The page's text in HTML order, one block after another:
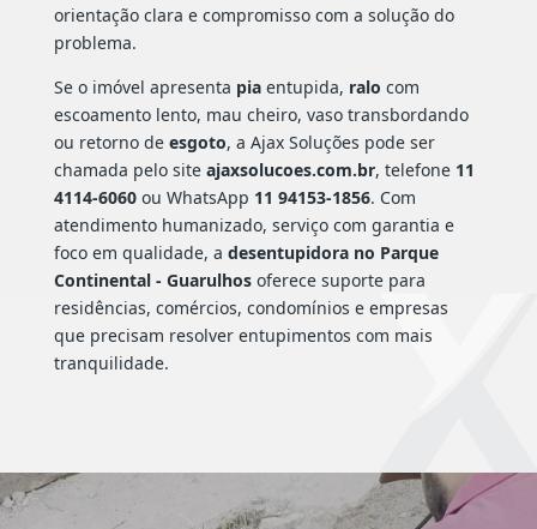
orientação clara e compromisso com a solução do
problema.
Se o imóvel apresenta piaentupida, ralo com
escoamento lento, mau cheiro, vaso transbordando
ou retorno de esgoto, a Ajax Soluções pode ser
chamada pelo site ajaxsolucoes.com.br, telefone 11
4114-6060ou WhatsApp 11 94153-1856. Com
atendimento humanizado, serviço com garantia e
foco em qualidade, a desentupidora no Parque
Continental - Guarulhosoferece suporte para
residências, comércios, condomínios e empresas
que precisam resolver entupimentos com mais
tranquilidade.